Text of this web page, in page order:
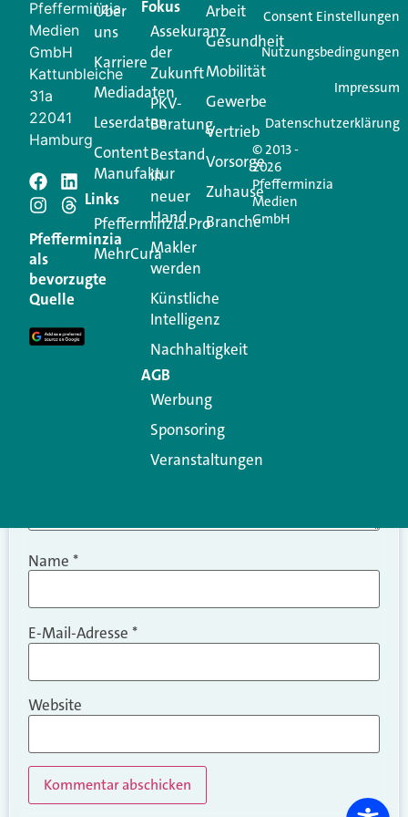
Ihren Vertriebsalltag leichter macht. Mit nur einem
Login.
Jetzt anmelden
Schreiben Sie einen
Kommentar
Ihre E-Mail-Adresse wird nicht veröffentlicht.
Erforderliche Felder sind mit
Kommentar
Name *
E-Mail-Adresse *
Website
Pfefferminzia
Medien
GmbH
Kattunbleiche
31a
22041
Hamburg
Pfefferminzia
als
bevorzugte
Quelle
Über
uns
Karriere
Mediadaten
Leserdaten
Content
Manufaktur
Links
Pfefferminzia.Pro
MehrCura
Fokus
Assekuranz
der
Zukunft
PKV-
Beratung
Bestand
in
neuer
Hand
Makler
werden
Künstliche
Intelligenz
Nachhaltigkeit
AGB
Werbung
Sponsoring
Veranstaltungen
Arbeit
Gesundheit
Mobilität
Gewerbe
Vertrieb
Vorsorge
Zuhause
Branche
© 2013 -
2026
Pfefferminzia
Medien
GmbH
Consent Einstellungen
Nutzungsbedingungen
Impressum
Datenschutzerklärung